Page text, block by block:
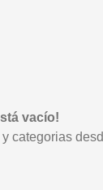
vacío!
categorias